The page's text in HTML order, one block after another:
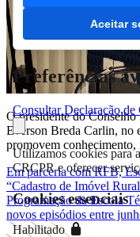
O presidente do
Everson Breda Carlin, no
promovem conhecimento,
Em parceria com RFB,
“Cadastro de Imóvel
Programação da Escola
novos episódios entre
Aceitar
Preferências
Consultar Declaração de
Utilizamos cookies para
CRCPR e oferecer
Cookies essenciais
Habilitado